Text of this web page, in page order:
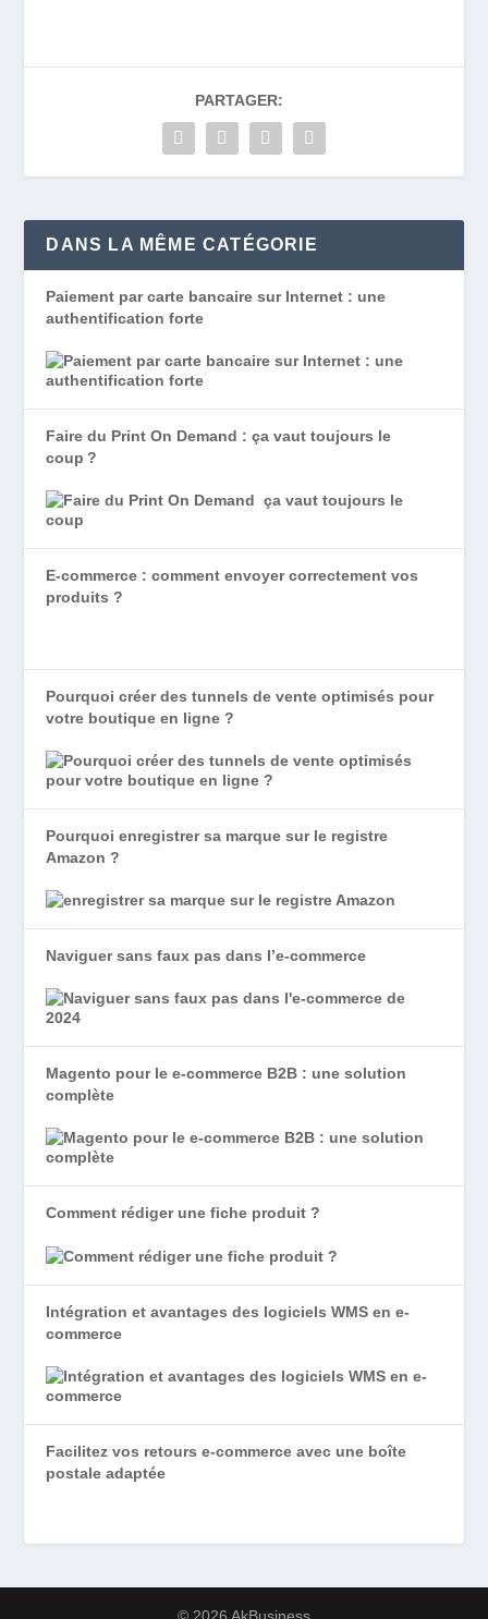
PARTAGER:
DANS LA MÊME CATÉGORIE
Paiement par carte bancaire sur Internet : une
authentification forte
Faire du Print On Demand : ça vaut toujours le
coup ?
E-commerce : comment envoyer correctement vos
produits ?
Pourquoi créer des tunnels de vente optimisés pour
votre boutique en ligne ?
Pourquoi enregistrer sa marque sur le registre
Amazon ?
Naviguer sans faux pas dans l’e-commerce
Magento pour le e-commerce B2B : une solution
complète
Comment rédiger une fiche produit ?
Intégration et avantages des logiciels WMS en e-
commerce
Facilitez vos retours e-commerce avec une boîte
postale adaptée